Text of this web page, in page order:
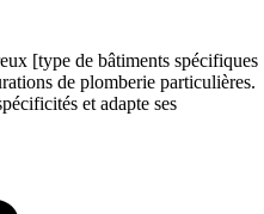
[type de bâtiments spécifiques
de plomberie particulières.
et adapte ses